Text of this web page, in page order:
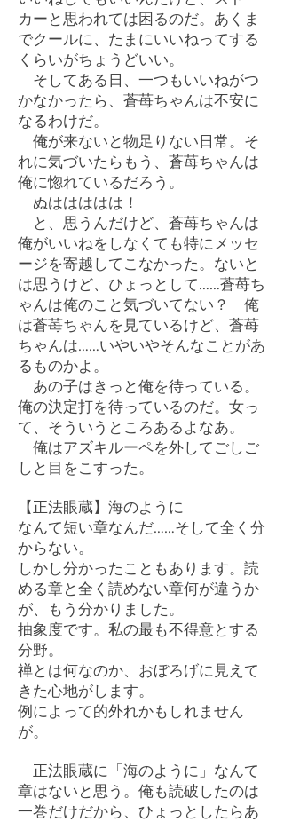
カーと思われては困るのだ。あくま
でクールに、たまにいいねってする
くらいがちょうどいい。
そしてある日、一つもいいねがつ
かなかったら、蒼苺ちゃんは不安に
なるわけだ。
俺が来ないと物足りない日常。そ
れに気づいたらもう、蒼苺ちゃんは
俺に惚れているだろう。
ぬははははは！
と、思うんだけど、蒼苺ちゃんは
俺がいいねをしなくても特にメッセ
ージを寄越してこなかった。ないと
は思うけど、ひょっとして……蒼苺ち
ゃんは俺のこと気づいてない？ 俺
は蒼苺ちゃんを見ているけど、蒼苺
ちゃんは……いやいやそんなことがあ
るものかよ。
あの子はきっと俺を待っている。
俺の決定打を待っているのだ。女っ
て、そういうところあるよなあ。
俺はアズキルーペを外してごしご
しと目をこすった。
【正法眼蔵】海のように
なんて短い章なんだ……そして全く分
からない。
しかし分かったこともあります。読
める章と全く読めない章何が違うか
が、もう分かりました。
抽象度です。私の最も不得意とする
分野。
禅とは何なのか、おぼろげに見えて
きた心地がします。
例によって的外れかもしれません
が。
正法眼蔵に「海のように」なんて
章はないと思う。俺も読破したのは
一巻だけだから、ひょっとしたらあ